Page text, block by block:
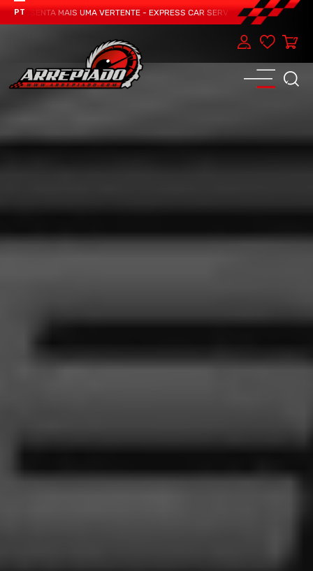
PT MAIS UMA VERTENTE - EXPRESS CAR SERVICE, MANUTENÇÃO DO